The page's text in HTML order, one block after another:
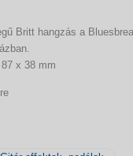
Britt hangzás a
x 38 mm